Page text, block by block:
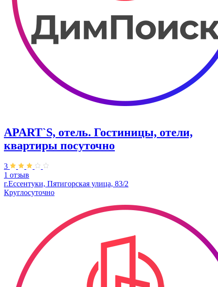
APART`S, отель. Гостиницы, отели,
квартиры посуточно
3
1 отзыв
г.Ессентуки, Пятигорская улица, 83/2
Круглосуточно